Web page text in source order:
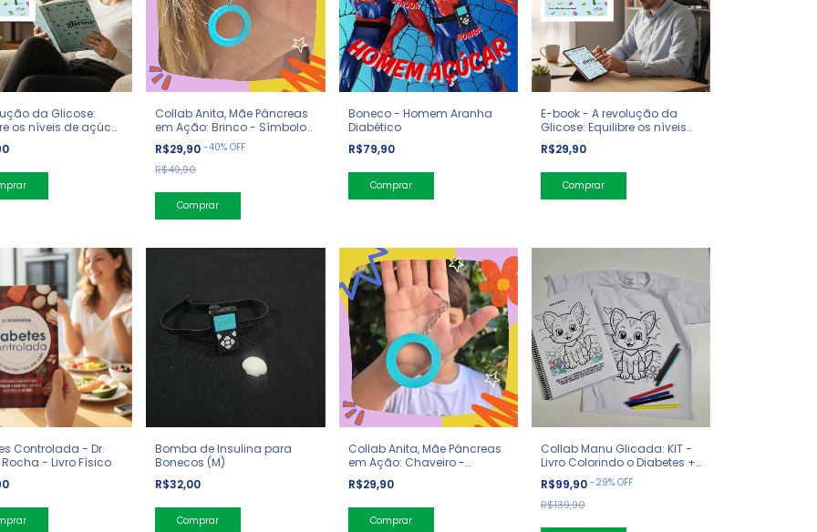
da Glicose:
os níveis de açúcar
e mude sua vida
Inchauspé - Livro
Collab Anita, Mãe Pâncreas
em Ação: Brinco - Símbolo
Diabetes
R$29,90-40%OFF
R$49,90
Boneco - Homem Aranha
Diabético
R$79,90
E-book - A revolução da
Glicose: Equilibre os níveis
de açúcar no sangue e
mude sua vida - Jessie
R$29,90
Controlada - Dr.
Rocha - Livro Físico
Bomba de Insulina para
Bonecos (M)
R$32,00
Comprar
Collab Anita, Mãe Pâncreas
em Ação: Chaveiro -
Diabetes
R$29,90
Collab Manu Glicada: KIT -
Livro Colorindo o Diabetes +
Camiseta + Canetinha
R$99,90 -29% OFF
R$139,90